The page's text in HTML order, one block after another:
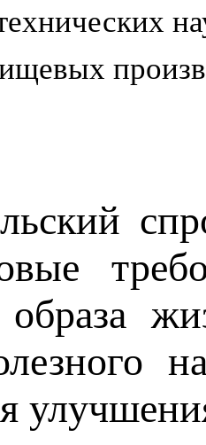
образа